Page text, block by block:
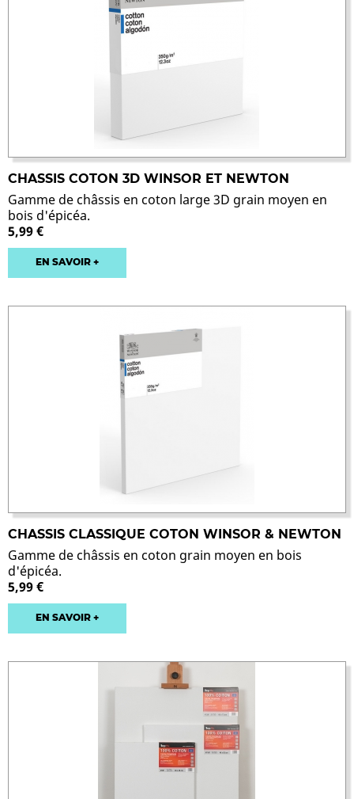
CHASSIS COTON 3D WINSOR ET NEWTON
Gamme de châssis en coton large 3D grain moyen en
bois d'épicéa.
5,99 €
EN SAVOIR +
CHASSIS CLASSIQUE COTON WINSOR & NEWTON
Gamme de châssis en coton grain moyen en bois
d'épicéa.
5,99 €
EN SAVOIR +